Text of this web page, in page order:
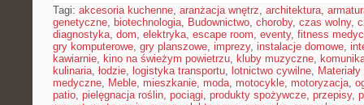
Tagi: akcesoria kuchenne, aranżacja wnętrz, architektura,
genetyczne, biotechnologia, Budownictwo, choroby, czas wolny,
diagnostyka, dom, elektryka, escape room, eventy, fitness
gry komputerowe, gry planszowe, imprezy, instalacje domowe,
kawiarnie, kino na świeżym powietrzu, kluby muzyczne,
kulinaria, łodzie, logistyka transportu, lotnictwo cywilne,
medyczne, Meble, mieszkanie, moda, motocykle, motoryzacja,
patio, pielęgnacja roślin, pociągi, produkty spożywcze, przepisy,